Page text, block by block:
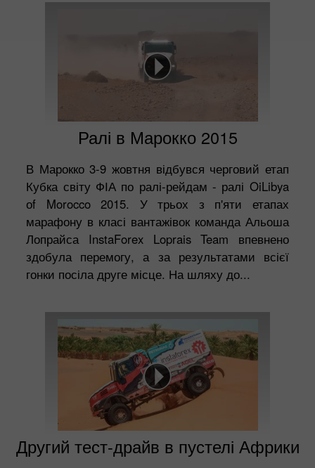
Ралі в Марокко 2015
В Марокко 3-9 жовтня відбувся черговий етап
Кубка світу ФІА по ралі-рейдам - ралі OiLibya
оf Morocco 2015. У трьох з п'яти етапах
марафону в класі вантажівок команда Альоша
Лопрайса InstaForex Loprais Team впевнено
здобула перемогу, а за результатами всієї
гонки посіла друге місце. На шляху до...
Другий тест-драйв в пустелі Африки